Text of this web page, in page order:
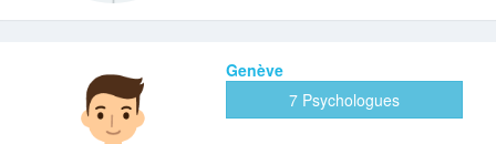
Genève
7 Psychologues